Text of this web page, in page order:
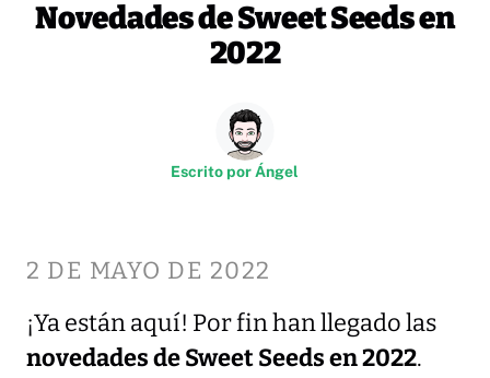
Novedades de Sweet Seeds en
2022
Escrito porÁngel
2 DE MAYO DE 2022
¡Ya están aquí! Por fin han llegado las
novedades de Sweet Seeds en 2022.